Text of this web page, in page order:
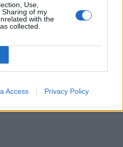
Use,
of my
with the
collected.
Access Privacy Policy